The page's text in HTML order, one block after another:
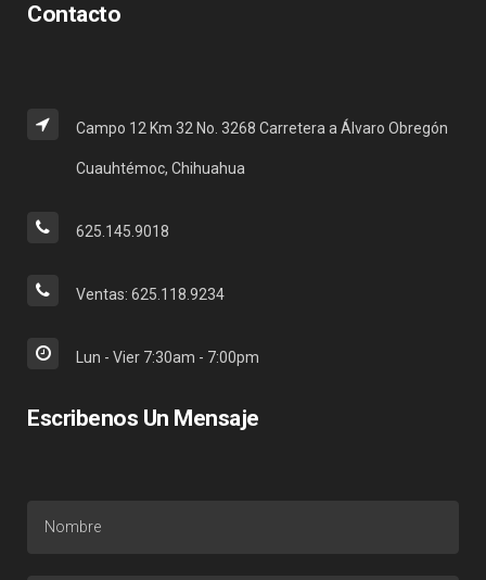
Contacto
Campo 12 Km 32 No. 3268 Carretera a Álvaro Obregón
Cuauhtémoc, Chihuahua
625.145.9018
Ventas: 625.118.9234
Lun - Vier 7:30am - 7:00pm
Escribenos Un Mensaje